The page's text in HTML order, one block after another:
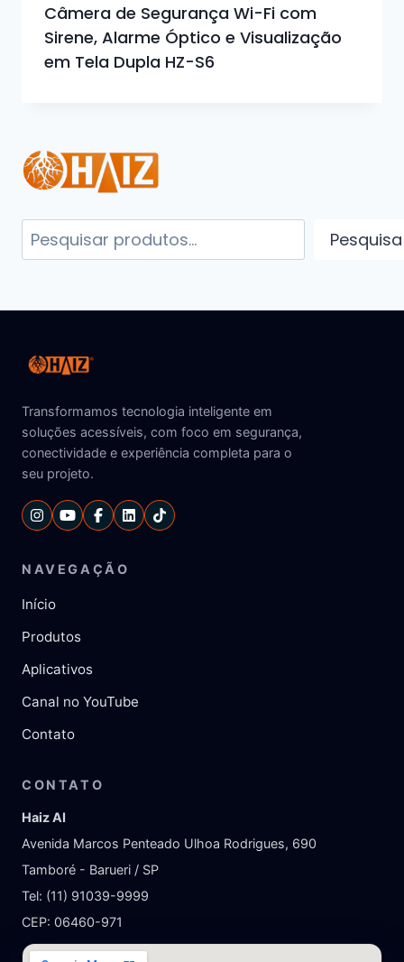
Câmera de Segurança Wi-Fi com
Sirene, Alarme Óptico e Visualização
em Tela Dupla HZ-S6
Pesquisa
Transformamos tecnologia inteligente em
soluções acessíveis, com foco em segurança,
conectividade e experiência completa para o
seu projeto.
NAVEGAÇÃO
Início
Produtos
Aplicativos
Canal no YouTube
Contato
CONTATO
Haiz AI
Avenida Marcos Penteado Ulhoa Rodrigues, 690
Tamboré - Barueri / SP
Tel: (11) 91039-9999
CEP: 06460-971